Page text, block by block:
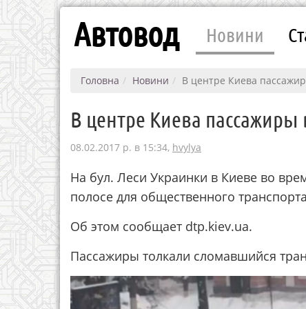
Автовод Новини
Головна Новини В центре Киева
В центре Киева
08.02.2017 р. в 15:34, hvylya
На бул. Леси Украинки в Киеве во
полосе для общественного
Об этом сообщает dtp.kiev.ua.
Пассажиры толкали сломавшийся